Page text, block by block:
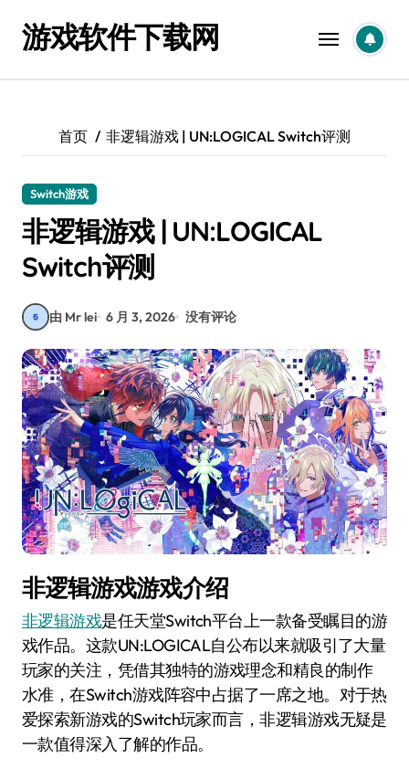
游戏软件下载网
首页 非逻辑游戏 | UN:LOGICAL Switch评测
Switch游戏
非逻辑游戏 | UN:LOGICAL
Switch评测
由 Mr lei 6 月 3, 2026 没有评论
非逻辑游戏游戏介绍
非逻辑游戏是任天堂Switch平台上一款备受瞩目的游
戏作品。这款UN:LOGICAL自公布以来就吸引了大量
玩家的关注，凭借其独特的游戏理念和精良的制作
水准，在Switch游戏阵容中占据了一席之地。对于热
爱探索新游戏的Switch玩家而言，非逻辑游戏无疑是
一款值得深入了解的作品。